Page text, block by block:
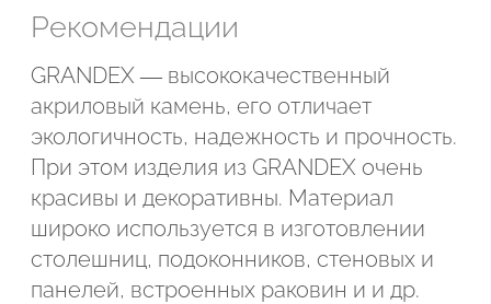
Рекомендации
GRANDEX — высококачественный
акриловый камень, его отличает
экологичность, надежность и прочность.
При этом изделия из GRANDEX очень
красивы и декоративны. Материал
широко используется в изготовлении
столешниц, подоконников, стеновых и
панелей, встроенных раковин и и др.